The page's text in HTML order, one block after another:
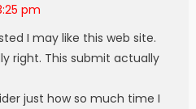
pm
I may like this web site.
right. This submit actually
just how so much time I